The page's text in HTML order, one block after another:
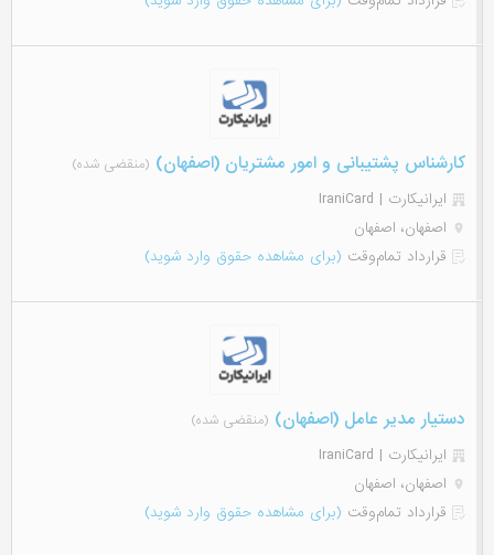
کارشناس پشتیبانی و امور مشتریان (اصفهان) (منقضی شده)
ایرانیکارت | IraniCard
اصفهان، اصفهان
قرارداد تمام‌وقت (برای مشاهده حقوق وارد شوید)
دستیار مدیر عامل (اصفهان) (منقضی شده)
ایرانیکارت | IraniCard
اصفهان، اصفهان
قرارداد تمام‌وقت (برای مشاهده حقوق وارد شوید)